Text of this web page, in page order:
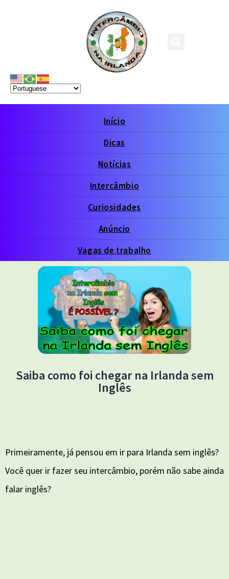
Início
Dicas
Notícias
Intercâmbio
Curiosidades
Anúncio
Vagas de trabalho
Saiba como foi chegar na Irlanda sem
Inglês
Primeiramente, já pensou em ir para Irlanda sem inglês?
Você quer ir fazer seu intercâmbio, porém não sabe ainda
falar inglês?